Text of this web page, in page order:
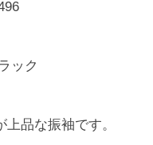
ク
品な振袖です。